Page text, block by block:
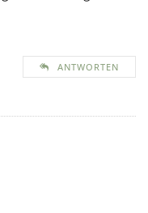
ANTWORTEN